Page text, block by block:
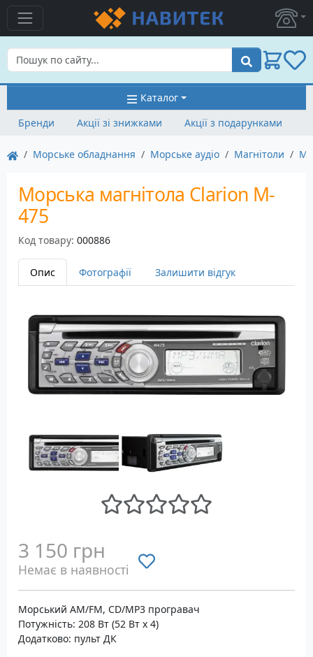
Пошук
Каталог
Бренди
Акції зі знижками Акції з подарунками
Морське обладнання Морське аудіо Магнітоли
Морська магнітола Clarion M-
475
Код товару: 000886
Опис Фотографії Залишити відгук
3 150 грн
Немає в наявності
Морський AM/FM, CD/MP3 програвач
Потужність: 208 Вт (52 Вт x 4)
Додатково: пульт ДК